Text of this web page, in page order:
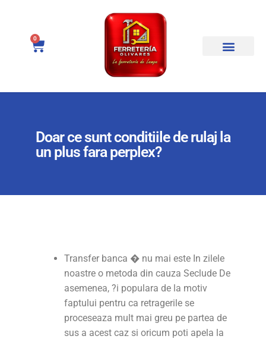
0
Doar ce sunt conditiile de rulaj la
un plus fara perplex?
Transfer banca � nu mai este In zilele
noastre o metoda din cauza Seclude De
asemenea, ?i populara de la motiv
faptului pentru ca retragerile se
proceseaza mult mai greu pe partea de
sus a acest caz si oricum poti apela la